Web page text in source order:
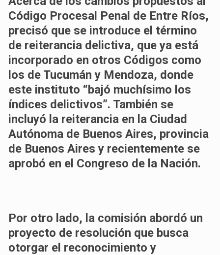
Código Procesal Penal de Entre Ríos,
precisó que se introduce el término
de reiterancia delictiva, que ya está
incorporado en otros Códigos como
los de Tucumán y Mendoza, donde
este instituto “bajó muchísimo los
índices delictivos”. También se
incluyó la reiterancia en la Ciudad
Autónoma de Buenos Aires, provincia
de Buenos Aires y recientemente se
aprobó en el Congreso de la Nación.
Por otro lado, la comisión abordó un
proyecto de resolución que busca
otorgar el reconocimiento y